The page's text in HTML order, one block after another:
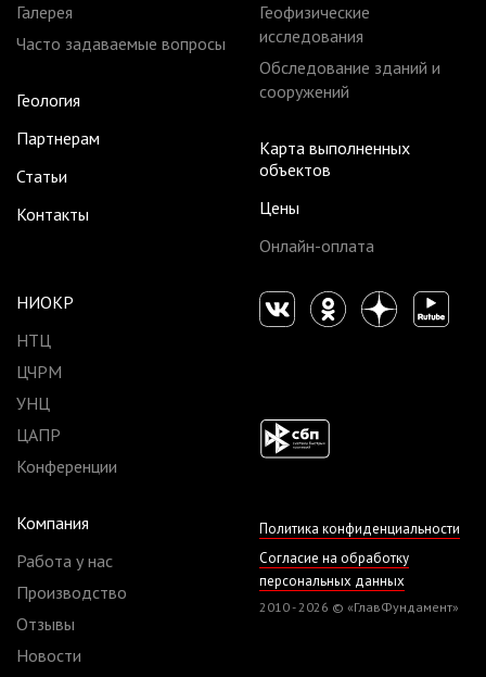
Галерея
Часто задаваемые вопросы
Геология
Партнерам
Статьи
Контакты
Геофизические
исследования
Обследование зданий и
сооружений
Карта выполненных
объектов
Цены
Онлайн-оплата
НИОКР
НТЦ
ЦЧРМ
УНЦ
ЦАПР
Конференции
Компания
Работа у нас
Производство
Отзывы
Новости
Политика конфиденциальности
Согласие на обработку
персональных данных
2010 - 2026 © «ГлавФундамент»